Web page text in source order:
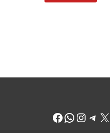
Facebook
X